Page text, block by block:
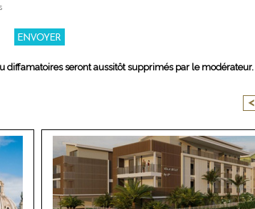
diffamatoires seront aussitôt supprimés par le modérateur.
<